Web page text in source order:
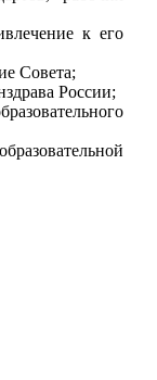
к его
Совета;
России;